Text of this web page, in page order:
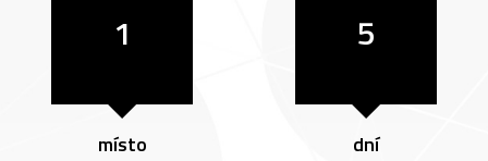
1
místo
5
dní